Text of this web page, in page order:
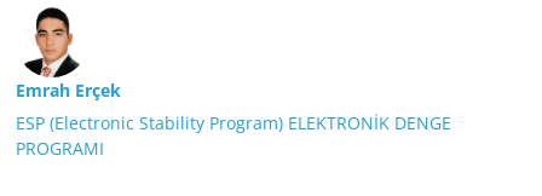
Emrah Erçek
ESP (Electronic Stability Program) ELEKTRONİK DENGE
PROGRAMI